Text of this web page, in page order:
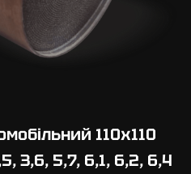
110х110
3,6, 5,7, 6,1, 6,2, 6,4